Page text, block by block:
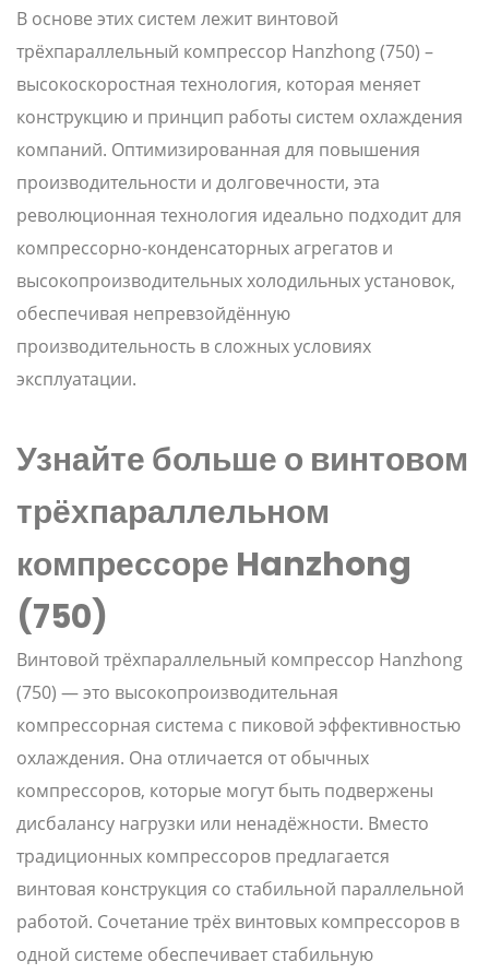
В основе этих систем лежит винтовой
трёхпараллельный компрессор Hanzhong (750) –
высокоскоростная технология, которая меняет
конструкцию и принцип работы систем охлаждения
компаний. Оптимизированная для повышения
производительности и долговечности, эта
революционная технология идеально подходит для
компрессорно-конденсаторных агрегатов и
высокопроизводительных холодильных установок,
обеспечивая непревзойдённую
производительность в сложных условиях
эксплуатации.
Узнайте больше о винтовом
трёхпараллельном
компрессоре Hanzhong
(750)
Винтовой трёхпараллельный компрессор Hanzhong
(750) — это высокопроизводительная
компрессорная система с пиковой эффективностью
охлаждения. Она отличается от обычных
компрессоров, которые могут быть подвержены
дисбалансу нагрузки или ненадёжности. Вместо
традиционных компрессоров предлагается
винтовая конструкция со стабильной параллельной
работой. Сочетание трёх винтовых компрессоров в
одной системе обеспечивает стабильную